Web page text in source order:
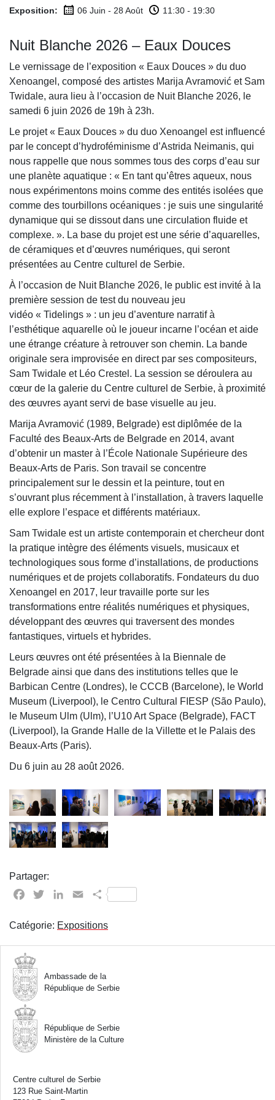
Exposition: 06 Juin - 28 Août 11:30 - 19:30
Nuit Blanche 2026 – Eaux Douces
Le vernissage de l’exposition « Eaux Douces » du duo
Xenoangel, composé des artistes Marija Avramović et Sam
Twidale, aura lieu à l’occasion de Nuit Blanche 2026, le
samedi 6 juin 2026 de 19h à 23h.
Le projet « Eaux Douces » du duo Xenoangel est influencé
par le concept d’hydroféminisme d’Astrida Neimanis, qui
nous rappelle que nous sommes tous des corps d’eau sur
une planète aquatique : « En tant qu’êtres aqueux, nous
nous expérimentons moins comme des entités isolées que
comme des tourbillons océaniques : je suis une singularité
dynamique qui se dissout dans une circulation fluide et
complexe. ». La base du projet est une série d’aquarelles,
de céramiques et d’œuvres numériques, qui seront
présentées au Centre culturel de Serbie.
À l’occasion de Nuit Blanche 2026, le public est invité à la
première session de test du nouveau jeu
vidéo « Tidelings » : un jeu d’aventure narratif à
l’esthétique aquarelle où le joueur incarne l’océan et aide
une étrange créature à retrouver son chemin. La bande
originale sera improvisée en direct par ses compositeurs,
Sam Twidale et Léo Crestel. La session se déroulera au
cœur de la galerie du Centre culturel de Serbie, à proximité
des œuvres ayant servi de base visuelle au jeu.
Marija Avramović (1989, Belgrade) est diplômée de la
Faculté des Beaux-Arts de Belgrade en 2014, avant
d’obtenir un master à l’École Nationale Supérieure des
Beaux-Arts de Paris. Son travail se concentre
principalement sur le dessin et la peinture, tout en
s’ouvrant plus récemment à l’installation, à travers laquelle
elle explore l’espace et différents matériaux.
Sam Twidale est un artiste contemporain et chercheur dont
la pratique intègre des éléments visuels, musicaux et
technologiques sous forme d’installations, de productions
numériques et de projets collaboratifs. Fondateurs du duo
Xenoangel en 2017, leur travaille porte sur les
transformations entre réalités numériques et physiques,
développant des œuvres qui traversent des mondes
fantastiques, virtuels et hybrides.
Leurs œuvres ont été présentées à la Biennale de
Belgrade ainsi que dans des institutions telles que le
Barbican Centre (Londres), le CCCB (Barcelone), le World
Museum (Liverpool), le Centro Cultural FIESP (São Paulo),
le Museum Ulm (Ulm), l’U10 Art Space (Belgrade), FACT
(Liverpool), la Grande Halle de la Villette et le Palais des
Beaux-Arts (Paris).
Du 6 juin au 28 août 2026.
Partager:
Facebook
TwitterLinkedIn
EmailPartager
Catégorie: Expositions
Ambassade de la
République de Serbie
République de Serbie
Ministère de la Culture
Centre culturel de Serbie
123 Rue Saint-Martin